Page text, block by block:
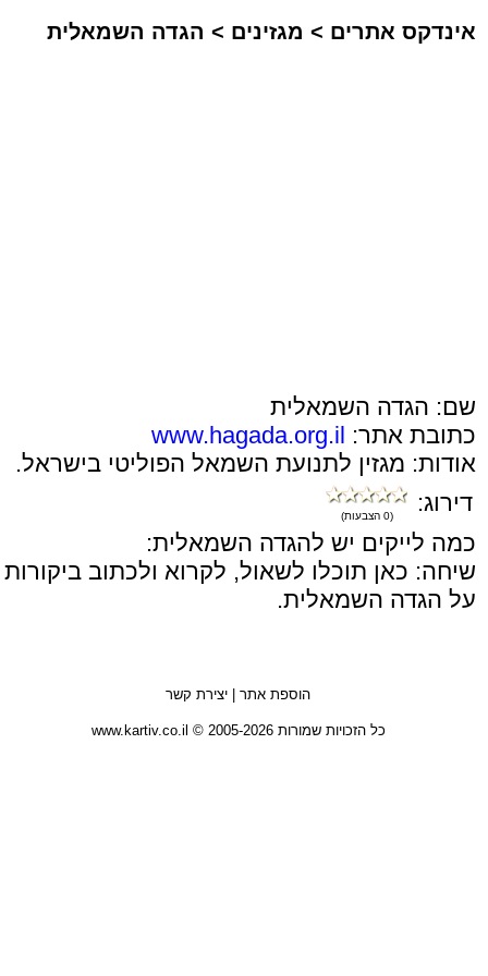
אינדקס אתרים > מגזינים > הגדה השמאלית
שם: הגדה השמאלית
כתובת אתר: www.hagada.org.il
אודות: מגזין לתנועת השמאל הפוליטי בישראל.
דירוג:
(0 הצבעות)
כמה לייקים יש להגדה השמאלית:
שיחה: כאן תוכלו לשאול, לקרוא ולכתוב ביקורות
על הגדה השמאלית.
הוספת אתר | יצירת קשר
כל הזכויות שמורות 2005-2026 © www.kartiv.co.il